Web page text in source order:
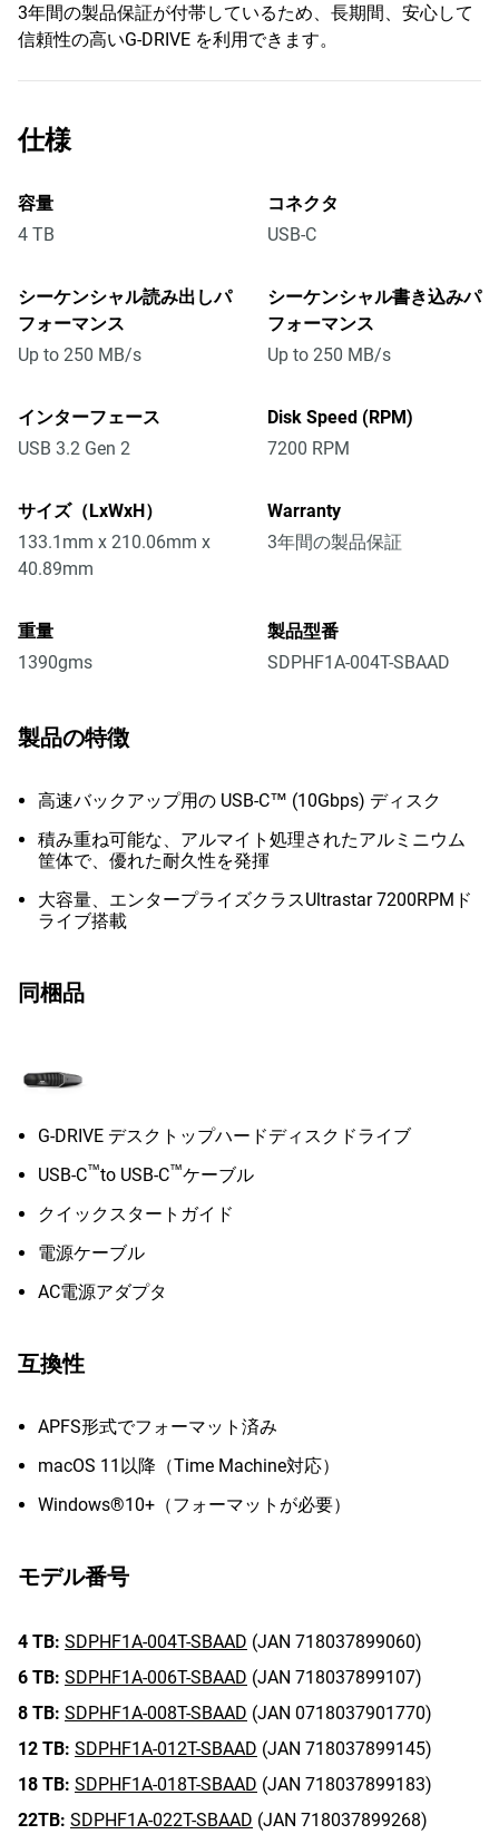
3年間の製品保証が付帯しているため、長期間、安心して
信頼性の高いG-DRIVE を利用できます。
仕様
容量
4 TB
コネクタ
USB-C
シーケンシャル読み出しパ
フォーマンス
Up to 250 MB/s
シーケンシャル書き込みパ
フォーマンス
Up to 250 MB/s
インターフェース
USB 3.2 Gen 2
Disk Speed (RPM)
7200 RPM
サイズ（LxWxH）
133.1mm x 210.06mm x
40.89mm
Warranty
3年間の製品保証
重量
1390gms
製品型番
SDPHF1A-004T-SBAAD
製品の特徴
高速バックアップ用の USB-C™ (10Gbps) ディスク
積み重ね可能な、アルマイト処理されたアルミニウム
筐体で、優れた耐久性を発揮
大容量、エンタープライズクラスUltrastar 7200RPMド
ライブ搭載
同梱品
G-DRIVE デスクトップハードディスクドライブ
USB-C™to USB-C™ケーブル
クイックスタートガイド
電源ケーブル
AC電源アダプタ
互換性
APFS形式でフォーマット済み
macOS 11以降（Time Machine対応）
Windows®10+（フォーマットが必要）
モデル番号
4 TB: SDPHF1A-004T-SBAAD (JAN 718037899060)
6 TB: SDPHF1A-006T-SBAAD (JAN 718037899107)
8 TB: SDPHF1A-008T-SBAAD (JAN 0718037901770)
12 TB: SDPHF1A-012T-SBAAD (JAN 718037899145)
18 TB: SDPHF1A-018T-SBAAD (JAN 718037899183)
22TB: SDPHF1A-022T-SBAAD (JAN 718037899268)